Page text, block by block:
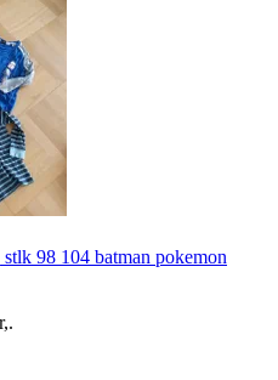
98 104 batman pokemon
,.